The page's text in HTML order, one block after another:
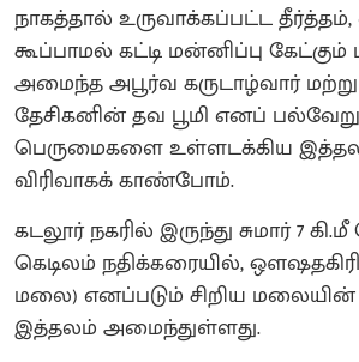
நாகத்தால் உருவாக்கப்பட்ட
கூப்பாமல் கட்டி மன்னிப்பு
அமைந்த அபூர்வ கருடாழ்வார்
தேசிகனின் தவ பூமி எனப்
பெருமைகளை உள்ளடக்கிய
விரிவாகக் காண்போம்.
கடலூர் நகரில் இருந்து சுமார் 7
கெடிலம் நதிக்கரையில்,
மலை) எனப்படும் சிறிய மலையின்
இத்தலம் அமைந்துள்ளது.